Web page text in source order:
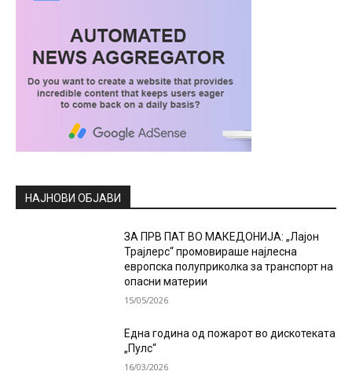
НАЈНОВИ ОБЈАВИ
ЗА ПРВ ПАТ ВО МАКЕДОНИЈА: „Лајон
Трајлерс“ промовираше најлесна
европска полуприколка за транспорт на
опасни материи
15/05/2026
Една година од пожарот во дискотеката
„Пулс“
16/03/2026